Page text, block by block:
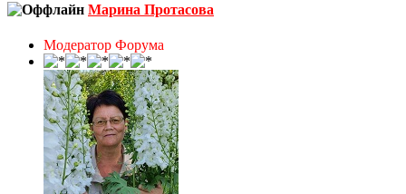
Марина Протасова
Модератор Форума